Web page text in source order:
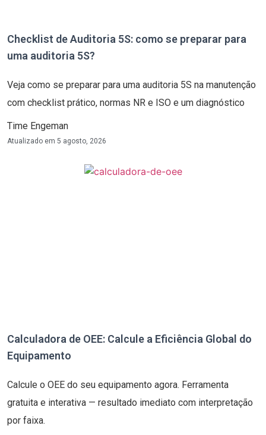
Checklist de Auditoria 5S: como se preparar para
uma auditoria 5S?
Veja como se preparar para uma auditoria 5S na manutenção
com checklist prático, normas NR e ISO e um diagnóstico
Time Engeman
Atualizado em 5 agosto, 2026
Calculadora de OEE: Calcule a Eficiência Global do
Equipamento
Calcule o OEE do seu equipamento agora. Ferramenta
gratuita e interativa — resultado imediato com interpretação
por faixa.